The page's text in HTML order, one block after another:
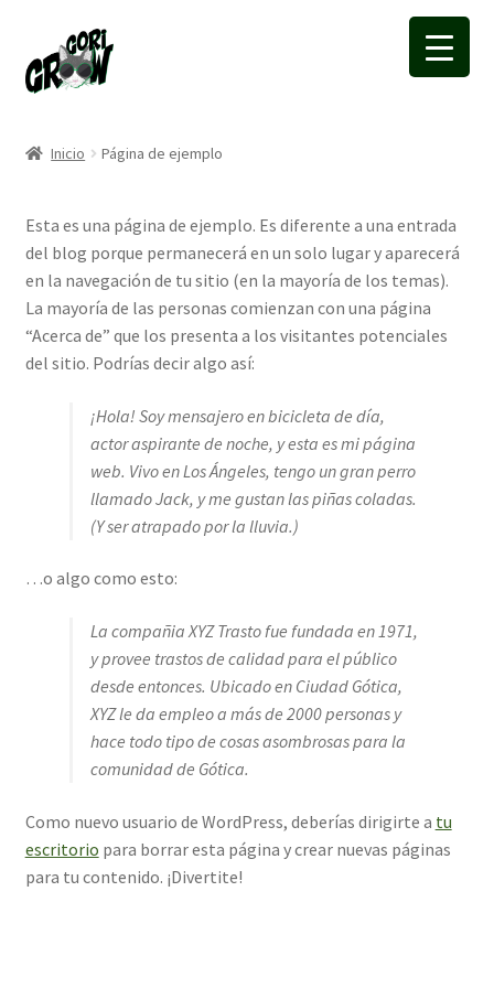
a
la
a
la
Inicio Página de ejemplo
Esta es una página de ejemplo. Es diferente a una entrada
del blog porque permanecerá en un solo lugar y aparecerá
en la navegación de tu sitio (en la mayoría de los temas).
La mayoría de las personas comienzan con una página
“Acerca de” que los presenta a los visitantes potenciales
del sitio. Podrías decir algo así:
¡Hola! Soy mensajero en bicicleta de día,
actor aspirante de noche, y esta es mi página
web. Vivo en Los Ángeles, tengo un gran perro
llamado Jack, y me gustan las piñas coladas.
(Y ser atrapado por la lluvia.)
…o algo como esto:
La compañia XYZ Trasto fue fundada en 1971,
y provee trastos de calidad para el público
desde entonces. Ubicado en Ciudad Gótica,
XYZ le da empleo a más de 2000 personas y
hace todo tipo de cosas asombrosas para la
comunidad de Gótica.
Como nuevo usuario de WordPress, deberías dirigirte a tu
escritorio para borrar esta página y crear nuevas páginas
para tu contenido. ¡Divertite!